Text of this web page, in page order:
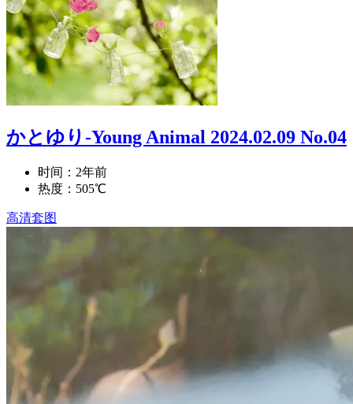
かとゆり-Young Animal 2024.02.09 No.04
时间：2年前
热度：505℃
高清套图